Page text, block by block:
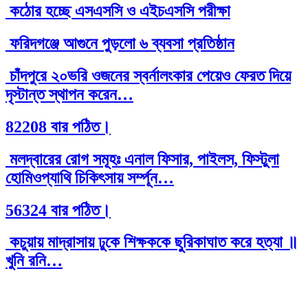
কঠোর হচ্ছে এসএসসি ও এইচএসসি পরীক্ষা
ফরিদগঞ্জে আগুনে পুড়লো ৬ ব্যবসা প্রতিষ্ঠান
চাঁদপুরে ২০ভরি ওজনের স্বর্নালংকার পেয়েও ফেরত দিয়ে
দৃস্টান্ত স্থাপন করেন…
82208 বার পঠিত।
মলদ্বারের রোগ সমূহঃ এনাল ফিসার, পাইলস, ফিস্টুলা
হোমিওপ্যাথি চিকিৎসায় সর্ম্পূন…
56324 বার পঠিত।
কচুয়ায় মাদ্রাসায় ঢুকে শিক্ষককে ছুরিকাঘাত করে হত্যা ॥
খুনি রনি…